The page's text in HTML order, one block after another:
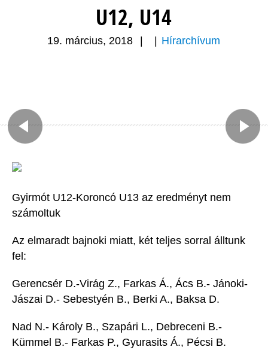
U12, U14
19. március, 2018 Hírarchívum
Gyirmót U12-Koroncó U13 az eredményt nem
számoltuk
Az elmaradt bajnoki miatt, két teljes sorral álltunk
fel:
Gerencsér D.-Virág Z., Farkas Á., Ács B.- Jánoki-
Jászai D.- Sebestyén B., Berki A., Baksa D.
Nad N.- Károly B., Szapári L., Debreceni B.-
Kümmel B.- Farkas P., Gyurasits Á., Pécsi B.